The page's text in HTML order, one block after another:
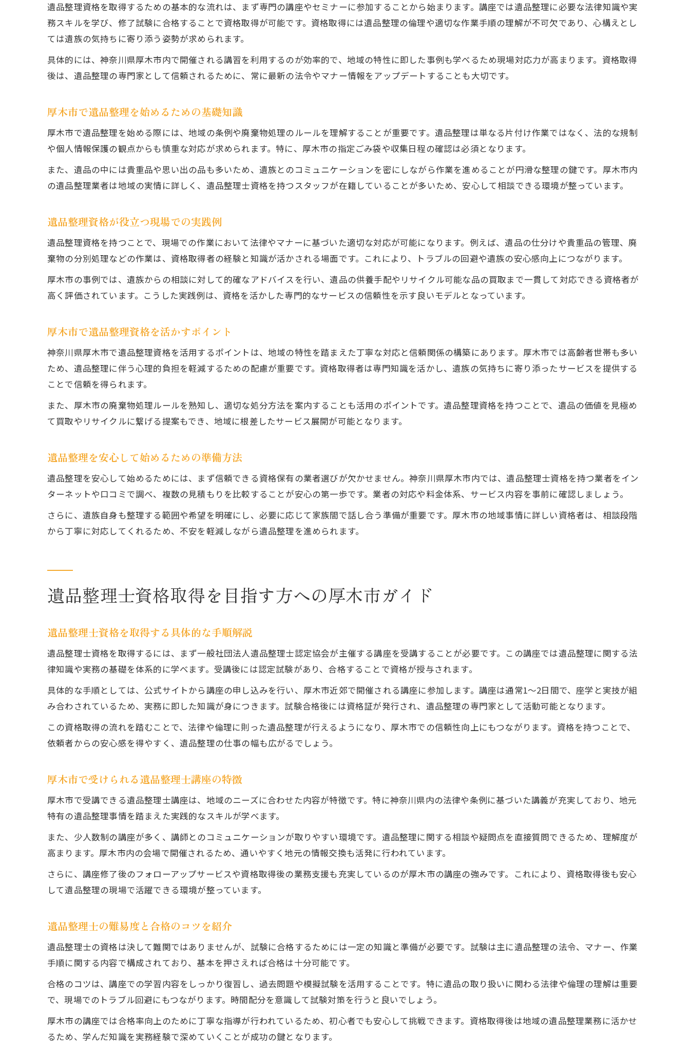
厚木市で資格取得を支援するサービス活用術
遺品整理資格がもたらす安心感の理由とは
厚木市で信頼される遺品整理士の条件
遺品整理資格が活きる厚木市の活用ポイント
厚木市で求められる遺品整理の専門対応例
厚木市で遺品整理を専門的に進める知識とコツ
厚木市で遺品整理を丁寧に進めるための工夫
遺品整理士資格が現場で発揮する対応力
資格を活かした遺品整理で得られる信頼感
遺品整理の資格取得が信頼につながる理由
遺品整理資格が選ばれる現場の声を紹介
厚木市で安心できる遺品整理士の見極め方
遺品整理資格を取得するための基本的な流れは、まず専門の講座やセミナーに参加することから始まります。講座では遺品整理に必要な法律知識や実
務スキルを学び、修了試験に合格することで資格取得が可能です。資格取得には遺品整理の倫理や適切な作業手順の理解が不可欠であり、心構えとし
ては遺族の気持ちに寄り添う姿勢が求められます。
具体的には、神奈川県厚木市内で開催される講習を利用するのが効率的で、地域の特性に即した事例も学べるため現場対応力が高まります。資格取得
後は、遺品整理の専門家として信頼されるために、常に最新の法令やマナー情報をアップデートすることも大切です。
厚木市で遺品整理を始めるための基礎知識
厚木市で遺品整理を始める際には、地域の条例や廃棄物処理のルールを理解することが重要です。遺品整理は単なる片付け作業ではなく、法的な規制
や個人情報保護の観点からも慎重な対応が求められます。特に、厚木市の指定ごみ袋や収集日程の確認は必須となります。
また、遺品の中には貴重品や思い出の品も多いため、遺族とのコミュニケーションを密にしながら作業を進めることが円滑な整理の鍵です。厚木市内
の遺品整理業者は地域の実情に詳しく、遺品整理士資格を持つスタッフが在籍していることが多いため、安心して相談できる環境が整っています。
遺品整理資格が役立つ現場での実践例
遺品整理資格を持つことで、現場での作業において法律やマナーに基づいた適切な対応が可能になります。例えば、遺品の仕分けや貴重品の管理、廃
棄物の分別処理などの作業は、資格取得者の経験と知識が活かされる場面です。これにより、トラブルの回避や遺族の安心感向上につながります。
厚木市の事例では、遺族からの相談に対して的確なアドバイスを行い、遺品の供養手配やリサイクル可能な品の買取まで一貫して対応できる資格者が
高く評価されています。こうした実践例は、資格を活かした専門的なサービスの信頼性を示す良いモデルとなっています。
厚木市で遺品整理資格を活かすポイント
神奈川県厚木市で遺品整理資格を活用するポイントは、地域の特性を踏まえた丁寧な対応と信頼関係の構築にあります。厚木市では高齢者世帯も多い
ため、遺品整理に伴う心理的負担を軽減するための配慮が重要です。資格取得者は専門知識を活かし、遺族の気持ちに寄り添ったサービスを提供する
ことで信頼を得られます。
また、厚木市の廃棄物処理ルールを熟知し、適切な処分方法を案内することも活用のポイントです。遺品整理資格を持つことで、遺品の価値を見極め
て買取やリサイクルに繋げる提案もでき、地域に根差したサービス展開が可能となります。
遺品整理を安心して始めるための準備方法
遺品整理を安心して始めるためには、まず信頼できる資格保有の業者選びが欠かせません。神奈川県厚木市内では、遺品整理士資格を持つ業者をイン
ターネットや口コミで調べ、複数の見積もりを比較することが安心の第一歩です。業者の対応や料金体系、サービス内容を事前に確認しましょう。
さらに、遺族自身も整理する範囲や希望を明確にし、必要に応じて家族間で話し合う準備が重要です。厚木市の地域事情に詳しい資格者は、相談段階
から丁寧に対応してくれるため、不安を軽減しながら遺品整理を進められます。
遺品整理士資格取得を目指す方への厚木市ガイド
遺品整理士資格を取得する具体的な手順解説
遺品整理士資格を取得するには、まず一般社団法人遺品整理士認定協会が主催する講座を受講することが必要です。この講座では遺品整理に関する法
律知識や実務の基礎を体系的に学べます。受講後には認定試験があり、合格することで資格が授与されます。
具体的な手順としては、公式サイトから講座の申し込みを行い、厚木市近郊で開催される講座に参加します。講座は通常1～2日間で、座学と実技が組
み合わされているため、実務に即した知識が身につきます。試験合格後には資格証が発行され、遺品整理の専門家として活動可能となります。
この資格取得の流れを踏むことで、法律や倫理に則った遺品整理が行えるようになり、厚木市での信頼性向上にもつながります。資格を持つことで、
依頼者からの安心感を得やすく、遺品整理の仕事の幅も広がるでしょう。
厚木市で受けられる遺品整理士講座の特徴
厚木市で受講できる遺品整理士講座は、地域のニーズに合わせた内容が特徴です。特に神奈川県内の法律や条例に基づいた講義が充実しており、地元
特有の遺品整理事情を踏まえた実践的なスキルが学べます。
また、少人数制の講座が多く、講師とのコミュニケーションが取りやすい環境です。遺品整理に関する相談や疑問点を直接質問できるため、理解度が
高まります。厚木市内の会場で開催されるため、通いやすく地元の情報交換も活発に行われています。
さらに、講座修了後のフォローアップサービスや資格取得後の業務支援も充実しているのが厚木市の講座の強みです。これにより、資格取得後も安心
して遺品整理の現場で活躍できる環境が整っています。
遺品整理士の難易度と合格のコツを紹介
遺品整理士の資格は決して難関ではありませんが、試験に合格するためには一定の知識と準備が必要です。試験は主に遺品整理の法令、マナー、作業
手順に関する内容で構成されており、基本を押さえれば合格は十分可能です。
合格のコツは、講座での学習内容をしっかり復習し、過去問題や模擬試験を活用することです。特に遺品の取り扱いに関わる法律や倫理の理解は重要
で、現場でのトラブル回避にもつながります。時間配分を意識して試験対策を行うと良いでしょう。
厚木市の講座では合格率向上のために丁寧な指導が行われているため、初心者でも安心して挑戦できます。資格取得後は地域の遺品整理業務に活かせ
るため、学んだ知識を実務経験で深めていくことが成功の鍵となります。